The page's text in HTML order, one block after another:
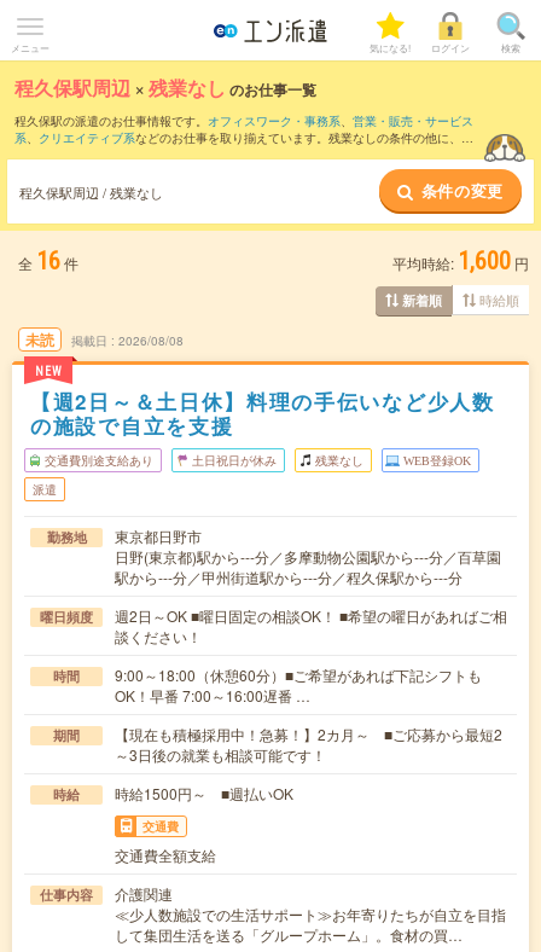
メニュー 気になる! ログイン 検索
程久保駅周辺 ×残業なし のお仕事一覧
程久保駅の派遣のお仕事情報です。 オフィスワーク・事務系、 営業・販売・サービス
系、 クリエイティブ系などのお仕事を取り揃えています。残業なしの条件の他に、 交
程久保駅周辺 / 残業なし 条件の変更
全 16件 平均時給: 1,600 円
新着順 時給順
未読
NEW
掲載日 2026/08/08
【週2日～＆土日休】料理の手伝いなど少人数
の施設で自立を支援
交通費別途支給あり 土日祝日が休み 残業なし WEB登録OK
派遣
勤務地
東京都日野市
日野(東京都)駅から---分／多摩動物公園駅から---分／百草園
駅から---分／甲州街道駅から---分／程久保駅から---分
曜日頻度
週2日～OK ■曜日固定の相談OK！ ■希望の曜日があればご相
談ください！
時間
9:00～18:00（休憩60分）■ご希望があれば下記シフトも
OK！早番 7:00～16:00遅番 …
期間
【現在も積極採用中！急募！】2カ月～ ■ご応募から最短2
～3日後の就業も相談可能です！
時給 時給1500円～ ■週払いOK
交通費
交通費全額支給
仕事内容
介護関連
≪少人数施設での生活サポート≫お年寄りたちが自立を目指
して集団生活を送る「グループホーム」。食材の買…